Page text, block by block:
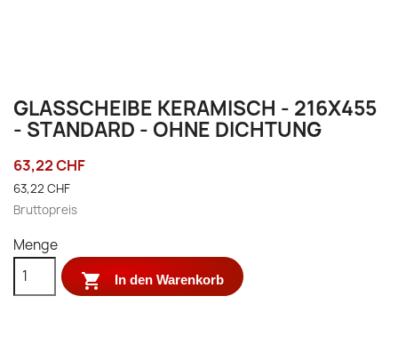
GLASSCHEIBE KERAMISCH - 216X455
- STANDARD - OHNE DICHTUNG
63,22 CHF
63,22 CHF
Bruttopreis
Menge
 In den Warenkorb